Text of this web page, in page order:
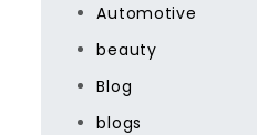
Automotive
beauty
Blog
blogs